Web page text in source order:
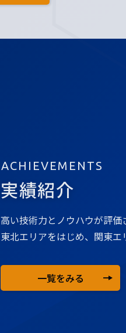
ACHIEVEMENTS
実績紹介
高い技術力とノウハウが評
東北エリアをはじめ、関東エ
一覧をみる